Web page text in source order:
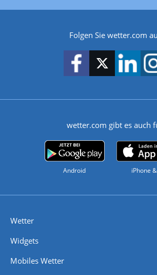
Folgen Sie wetter.com
wetter.com gibt es auch
Android iPhone
Wetter
Widgets
Mobiles Wetter